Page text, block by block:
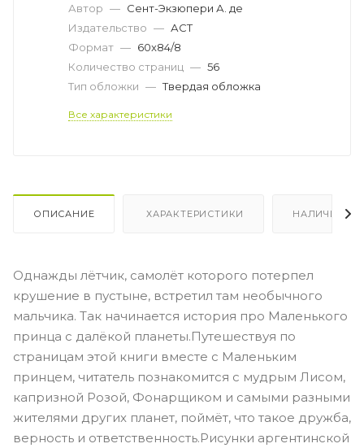
Автор — Сент-Экзюпери А. де
Издательство — АСТ
Формат — 60x84/8
Количество страниц — 56
Тип обложки — Твердая обложка
Все характеристики
ОПИСАНИЕ ХАРАКТЕРИСТИКИ НАЛИЧИЕ
Однажды лётчик, самолёт которого потерпел
крушение в пустыне, встретил там необычного
мальчика. Так начинается история про Маленького
принца с далёкой планеты.Путешествуя по
страницам этой книги вместе с Маленьким
принцем, читатель познакомится с мудрым Лисом,
капризной Розой, Фонарщиком и самыми разными
жителями других планет, поймёт, что такое дружба,
верность и ответственность.Рисунки аргентинской